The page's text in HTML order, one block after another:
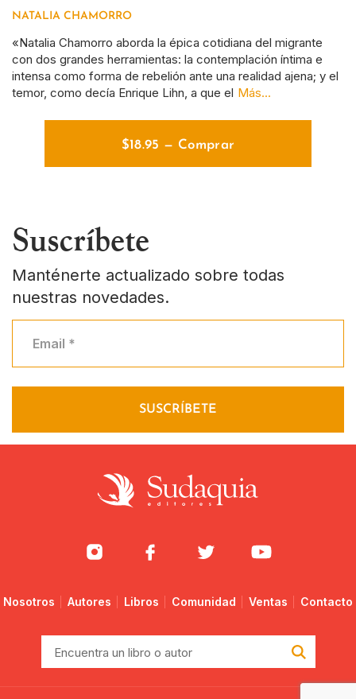
NATALIA CHAMORRO
«Natalia Chamorro aborda la épica cotidiana del migrante
con dos grandes herramientas: la contemplación íntima e
intensa como forma de rebelión ante una realidad ajena; y el
temor, como decía Enrique Lihn, a que el Más...
$18.95 — Comprar
Suscríbete
Manténerte actualizado sobre todas
nuestras novedades.
Nosotros Autores Libros Comunidad Ventas Contacto